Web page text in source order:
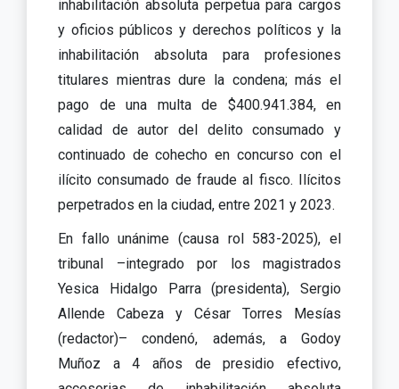
inhabilitación absoluta perpetua para cargos
y oficios públicos y derechos políticos y la
inhabilitación absoluta para profesiones
titulares mientras dure la condena; más el
pago de una multa de $400.941.384, en
calidad de autor del delito consumado y
continuado de cohecho en concurso con el
ilícito consumado de fraude al fisco. Ilícitos
perpetrados en la ciudad, entre 2021 y 2023.
En fallo unánime (causa rol 583-2025), el
tribunal –integrado por los magistrados
Yesica Hidalgo Parra (presidenta), Sergio
Allende Cabeza y César Torres Mesías
(redactor)– condenó, además, a Godoy
Muñoz a 4 años de presidio efectivo,